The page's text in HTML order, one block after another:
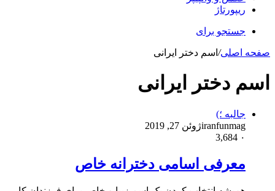
ریپورتاژ
جستجو برای
صفحه اصلی/ اسم دختر ایرانی
اسم دختر ایرانی
جالبه ؛)
iranfunmagژوئن 27, 2019
۰
معرفی اسامی دخترانه خاص